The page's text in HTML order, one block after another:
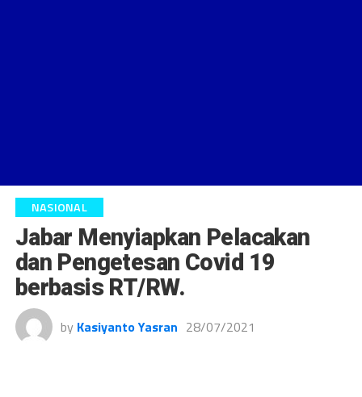
NASIONAL
Jabar Menyiapkan Pelacakan
dan Pengetesan Covid 19
berbasis RT/RW.
by Kasiyanto Yasran 28/07/2021